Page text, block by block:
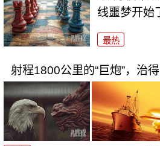
线噩梦开始
最热
射程1800公里的“巨炮”，治得